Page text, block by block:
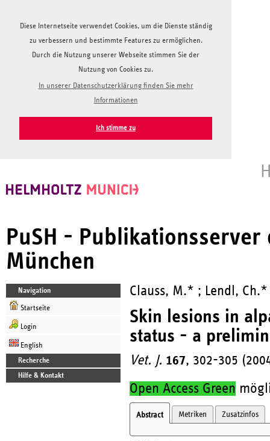
Diese Internetseite verwendet Cookies, um die Dienste ständig
zu verbessern und bestimmte Features zu ermöglichen.
Durch die Nutzung unserer Webseite stimmen Sie der
Nutzung von Cookies zu.
In unserer Datenschutzerklärung finden Sie mehr
Informationen
Ich stimme zu
PuSH -
München
Navigation
Startseite
Login
English
Recherche
Hilfe & Kontakt
Clauss, M.* ; Lendl,
Skin lesions in
status - a
Vet. J. 167, 302-305
Open Access Green
Abstract Metriken Zusatzinfos